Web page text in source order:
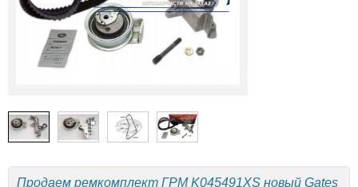
Продаем ремкомплект ГРМ K045491XS новый Gates